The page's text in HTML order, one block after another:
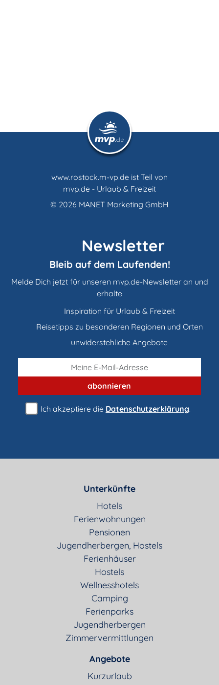
www.rostock.m-vp.de ist Teil von
mvp.de - Urlaub & Freizeit
© 2026 MANET Marketing GmbH
Newsletter
Bleib auf dem Laufenden!
Melde Dich jetzt für unseren mvp.de-Newsletter an und
erhalte
Inspiration für Urlaub & Freizeit
Reisetipps zu besonderen Regionen und Orten
unwiderstehliche Angebote
abonnieren
Ich akzeptiere die Datenschutzerklärung.
Unterkünfte
Hotels
Ferienwohnungen
Pensionen
Jugendherbergen, Hostels
Ferienhäuser
Hostels
Wellnesshotels
Camping
Ferienparks
Jugendherbergen
Zimmervermittlungen
Angebote
Kurzurlaub